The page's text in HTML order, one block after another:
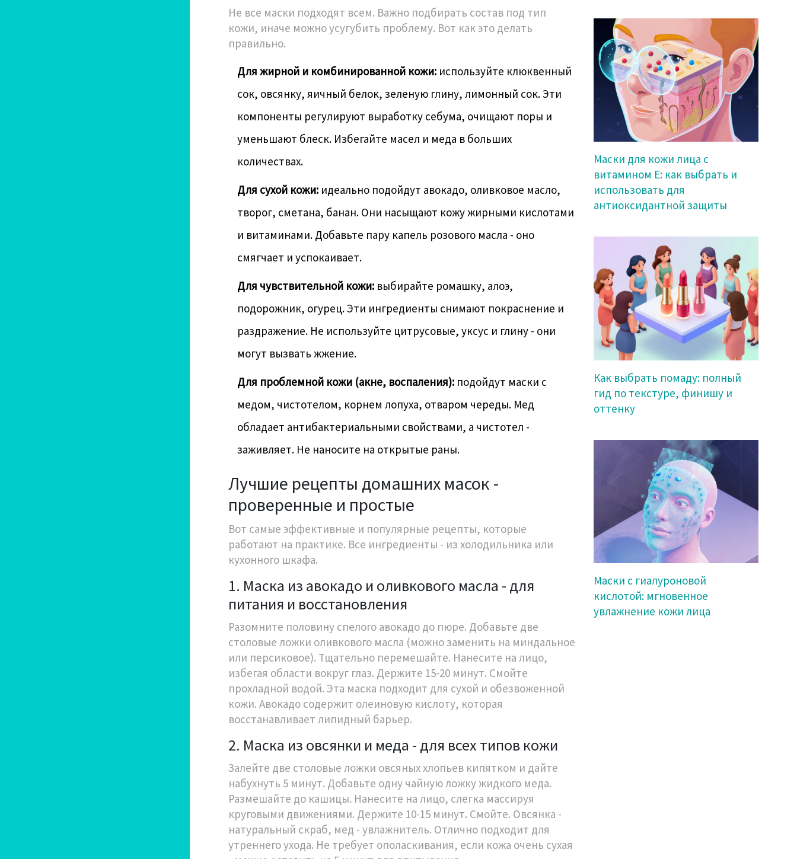
Не все маски подходят всем. Важно подбирать состав под тип
кожи, иначе можно усугубить проблему. Вот как это делать
правильно.
Для жирной и комбинированной кожи: используйте клюквенный
сок, овсянку, яичный белок, зеленую глину, лимонный сок. Эти
компоненты регулируют выработку себума, очищают поры и
уменьшают блеск. Избегайте масел и меда в больших
количествах.
Для сухой кожи: идеально подойдут авокадо, оливковое масло,
творог, сметана, банан. Они насыщают кожу жирными кислотами
и витаминами. Добавьте пару капель розового масла - оно
смягчает и успокаивает.
Для чувствительной кожи: выбирайте ромашку, алоэ,
подорожник, огурец. Эти ингредиенты снимают покраснение и
раздражение. Не используйте цитрусовые, уксус и глину - они
могут вызвать жжение.
Для проблемной кожи (акне, воспаления): подойдут маски с
медом, чистотелом, корнем лопуха, отваром череды. Мед
обладает антибактериальными свойствами, а чистотел -
заживляет. Не наносите на открытые раны.
Лучшие рецепты домашних масок -
проверенные и простые
Вот самые эффективные и популярные рецепты, которые
работают на практике. Все ингредиенты - из холодильника или
кухонного шкафа.
1. Маска из авокадо и оливкового масла - для
питания и восстановления
Разомните половину спелого авокадо до пюре. Добавьте две
столовые ложки оливкового масла (можно заменить на миндальное
или персиковое). Тщательно перемешайте. Нанесите на лицо,
избегая области вокруг глаз. Держите 15-20 минут. Смойте
прохладной водой. Эта маска подходит для сухой и обезвоженной
кожи. Авокадо содержит олеиновую кислоту, которая
восстанавливает липидный барьер.
2. Маска из овсянки и меда - для всех типов кожи
Залейте две столовые ложки овсяных хлопьев кипятком и дайте
набухнуть 5 минут. Добавьте одну чайную ложку жидкого меда.
Размешайте до кашицы. Нанесите на лицо, слегка массируя
круговыми движениями. Держите 10-15 минут. Смойте. Овсянка -
натуральный скраб, мед - увлажнитель. Отлично подходит для
утреннего ухода. Не требует ополаскивания, если кожа очень сухая
Маски для кожи лица с
витамином Е: как выбрать и
использовать для
антиоксидантной защиты
Как выбрать помаду: полный
гид по текстуре, финишу и
оттенку
Маски с гиалуроновой
кислотой: мгновенное
увлажнение кожи лица